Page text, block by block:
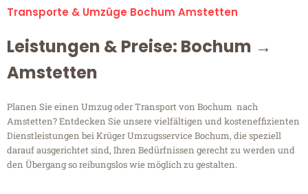
Transporte & Umzüge Bochum Amstetten
Leistungen & Preise: Bochum →
Amstetten
Planen Sie einen Umzug oder Transport von Bochum nach
Amstetten? Entdecken Sie unsere vielfältigen und kosteneffizienten
Dienstleistungen bei Krüger Umzugsservice Bochum, die speziell
darauf ausgerichtet sind, Ihren Bedürfnissen gerecht zu werden und
den Übergang so reibungslos wie möglich zu gestalten.